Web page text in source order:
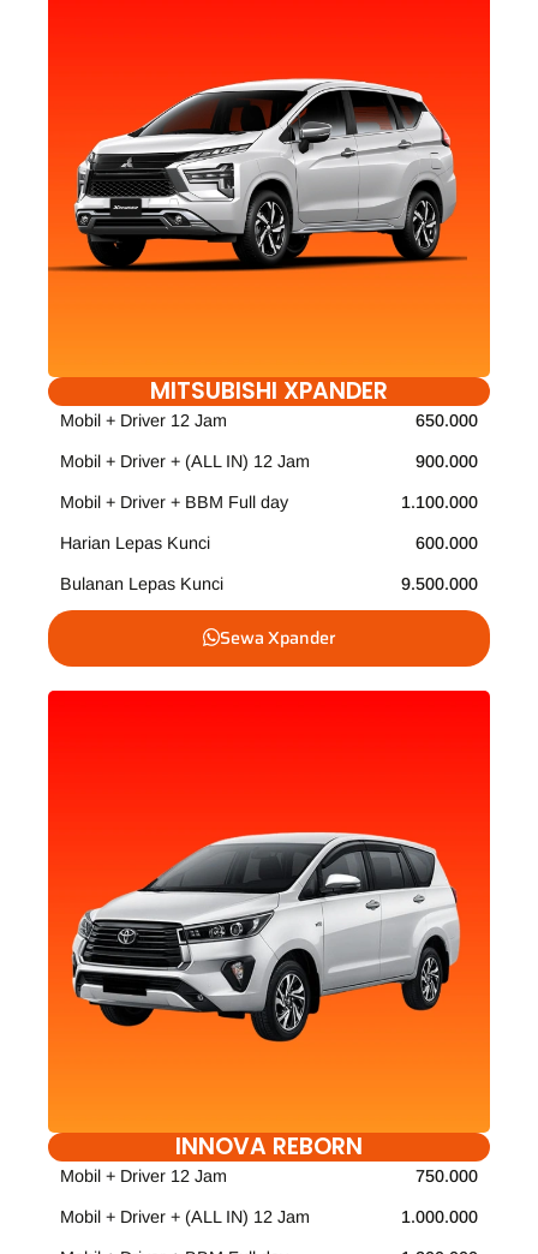
MITSUBISHI XPANDER
Mobil + Driver 12 Jam 650.000
Mobil + Driver + (ALL IN) 12 Jam 900.000
Mobil + Driver + BBM Full day 1.100.000
Harian Lepas Kunci 600.000
Bulanan Lepas Kunci 9.500.000
Sewa Xpander
INNOVA REBORN
Mobil + Driver 12 Jam 750.000
Mobil + Driver + (ALL IN) 12 Jam 1.000.000